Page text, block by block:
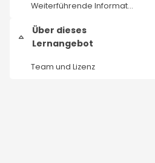
Weiterführende Informationen
Einklappen
Über dieses
Lernangebot
Team und Lizenz